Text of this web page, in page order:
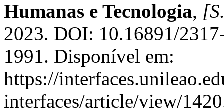
Humanas e Tecnologia,
2023. DOI: 10.16891/
1991. Disponível em:
https://
interfaces/article/view/